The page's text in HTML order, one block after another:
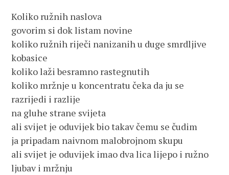
Koliko ružnih naslova
govorim si dok listam novine
koliko ružnih riječi nanizanih u duge smrdljive
kobasice
koliko laži besramno rastegnutih
koliko mržnje u koncentratu čeka da ju se
razrijedi i razlije
na gluhe strane svijeta
ali svijet je oduvijek bio takav čemu se čudim
ja pripadam naivnom malobrojnom skupu
ali svijet je oduvijek imao dva lica lijepo i ružno
ljubav i mržnju